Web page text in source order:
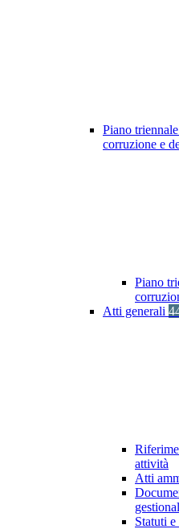
Piano
corruzione e
Piano
Atti generali
attività
Atti
Statuti